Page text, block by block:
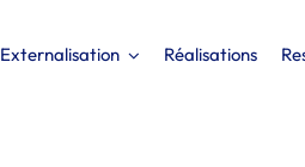
Externalisation Réalisations